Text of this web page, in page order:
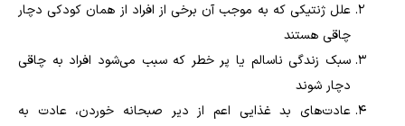
علل ژنتیکی که به موجب آن برخی از افراد از همان کودکی دچار
چاقی هستند
سبک زندگی ناسالم یا پر خطر که سبب می‌شود افراد به چاقی
دچار شوند
عادت‌های بد غذایی اعم از دیر صبحانه خوردن، عادت به